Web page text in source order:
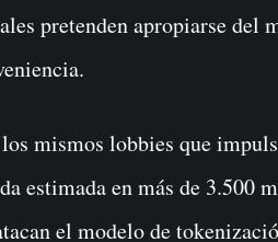
pretenden apropiarse del
los mismos lobbies que
estimada en más de 3.500
el modelo de